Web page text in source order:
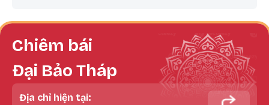
Chiêm bái
Đại Bảo Tháp
Địa chỉ hiện tại: